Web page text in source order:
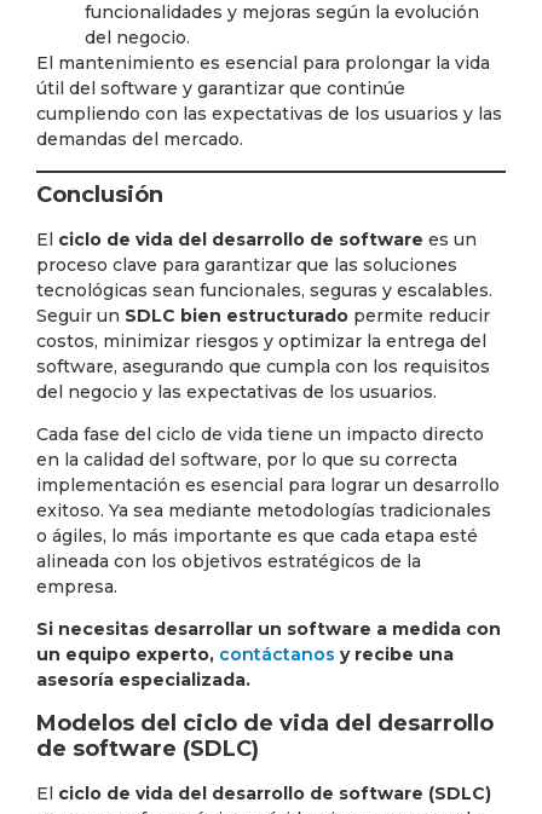
funcionalidades y mejoras según la evolución
del negocio.
El mantenimiento es esencial para prolongar la vida
útil del software y garantizar que continúe
cumpliendo con las expectativas de los usuarios y las
demandas del mercado.
Conclusión
El ciclo de vida del desarrollo de software es un
proceso clave para garantizar que las soluciones
tecnológicas sean funcionales, seguras y escalables.
Seguir un SDLC bien estructurado permite reducir
costos, minimizar riesgos y optimizar la entrega del
software, asegurando que cumpla con los requisitos
del negocio y las expectativas de los usuarios.
Cada fase del ciclo de vida tiene un impacto directo
en la calidad del software, por lo que su correcta
implementación es esencial para lograr un desarrollo
exitoso. Ya sea mediante metodologías tradicionales
o ágiles, lo más importante es que cada etapa esté
alineada con los objetivos estratégicos de la
empresa.
Si necesitas desarrollar un software a medida con
un equipo experto, contáctanos y recibe una
asesoría especializada.
Modelos del ciclo de vida del desarrollo
de software (SDLC)
El ciclo de vida del desarrollo de software (SDLC)